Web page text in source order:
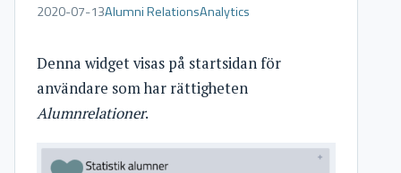
2020-07-13Alumni RelationsAnalytics
Denna widget visas på startsidan för
användare som har rättigheten
Alumnrelationer.